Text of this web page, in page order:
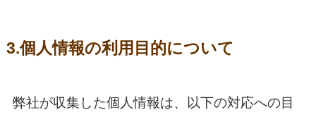
3.個人情報の利用目的について
弊社が収集した個人情報は、以下の対応への目